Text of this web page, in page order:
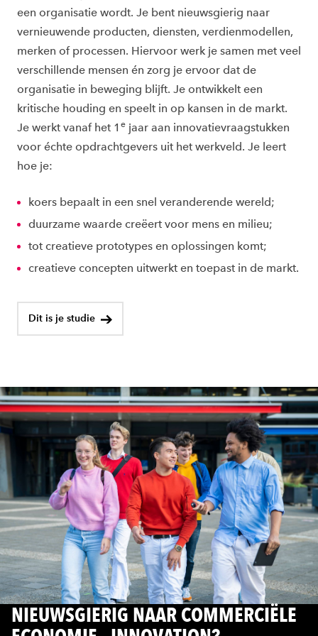
een organisatie wordt. Je bent nieuwsgierig naar
vernieuwende producten, diensten, verdienmodellen,
merken of processen. Hiervoor werk je samen met veel
verschillende mensen én zorg je ervoor dat de
organisatie in beweging blijft. Je ontwikkelt een
kritische houding en speelt in op kansen in de markt.
Je werkt vanaf het 1 e jaar aan innovatievraagstukken
voor échte opdrachtgevers uit het werkveld. Je leert
hoe je:
koers bepaalt in een snel veranderende wereld;
duurzame waarde creëert voor mens en milieu;
tot creatieve prototypes en oplossingen komt;
creatieve concepten uitwerkt en toepast in de markt.
Dit is je studie
NIEUWSGIERIG NAAR COMMERCIËLE